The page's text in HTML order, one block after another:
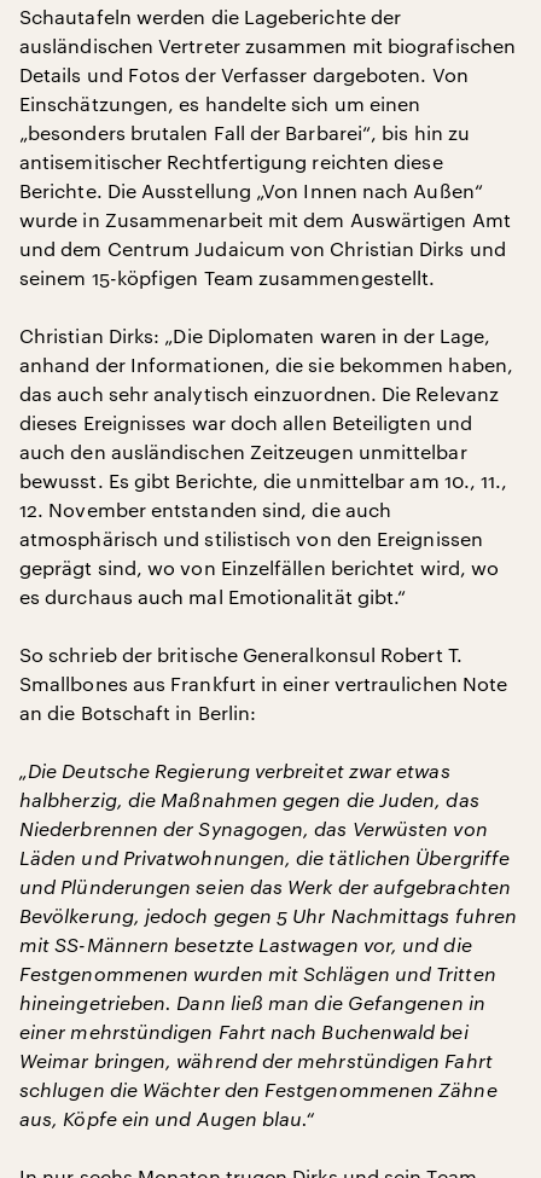
Schautafeln werden die Lageberichte der
ausländischen Vertreter zusammen mit biografischen
Details und Fotos der Verfasser dargeboten. Von
Einschätzungen, es handelte sich um einen
„besonders brutalen Fall der Barbarei“, bis hin zu
antisemitischer Rechtfertigung reichten diese
Berichte. Die Ausstellung „Von Innen nach Außen“
wurde in Zusammenarbeit mit dem Auswärtigen Amt
und dem Centrum Judaicum von Christian Dirks und
seinem 15-köpfigen Team zusammengestellt.
Christian Dirks: „Die Diplomaten waren in der Lage,
anhand der Informationen, die sie bekommen haben,
das auch sehr analytisch einzuordnen. Die Relevanz
dieses Ereignisses war doch allen Beteiligten und
auch den ausländischen Zeitzeugen unmittelbar
bewusst. Es gibt Berichte, die unmittelbar am 10., 11.,
12. November entstanden sind, die auch
atmosphärisch und stilistisch von den Ereignissen
geprägt sind, wo von Einzelfällen berichtet wird, wo
es durchaus auch mal Emotionalität gibt.“
So schrieb der britische Generalkonsul Robert T.
Smallbones aus Frankfurt in einer vertraulichen Note
an die Botschaft in Berlin:
„Die Deutsche Regierung verbreitet zwar etwas
halbherzig, die Maßnahmen gegen die Juden, das
Niederbrennen der Synagogen, das Verwüsten von
Läden und Privatwohnungen, die tätlichen Übergriffe
und Plünderungen seien das Werk der aufgebrachten
Bevölkerung, jedoch gegen 5 Uhr Nachmittags fuhren
mit SS-Männern besetzte Lastwagen vor, und die
Festgenommenen wurden mit Schlägen und Tritten
hineingetrieben. Dann ließ man die Gefangenen in
einer mehrstündigen Fahrt nach Buchenwald bei
Weimar bringen, während der mehrstündigen Fahrt
schlugen die Wächter den Festgenommenen Zähne
aus, Köpfe ein und Augen blau.“